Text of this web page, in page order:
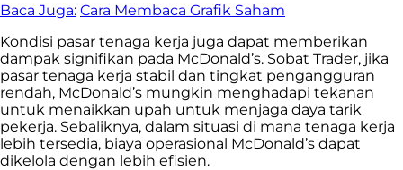
Baca Juga: Cara Membaca Grafik Saham
Kondisi pasar tenaga kerja juga dapat memberikan
dampak signifikan pada McDonald’s. Sobat Trader, jika
pasar tenaga kerja stabil dan tingkat pengangguran
rendah, McDonald’s mungkin menghadapi tekanan
untuk menaikkan upah untuk menjaga daya tarik
pekerja. Sebaliknya, dalam situasi di mana tenaga kerja
lebih tersedia, biaya operasional McDonald’s dapat
dikelola dengan lebih efisien.